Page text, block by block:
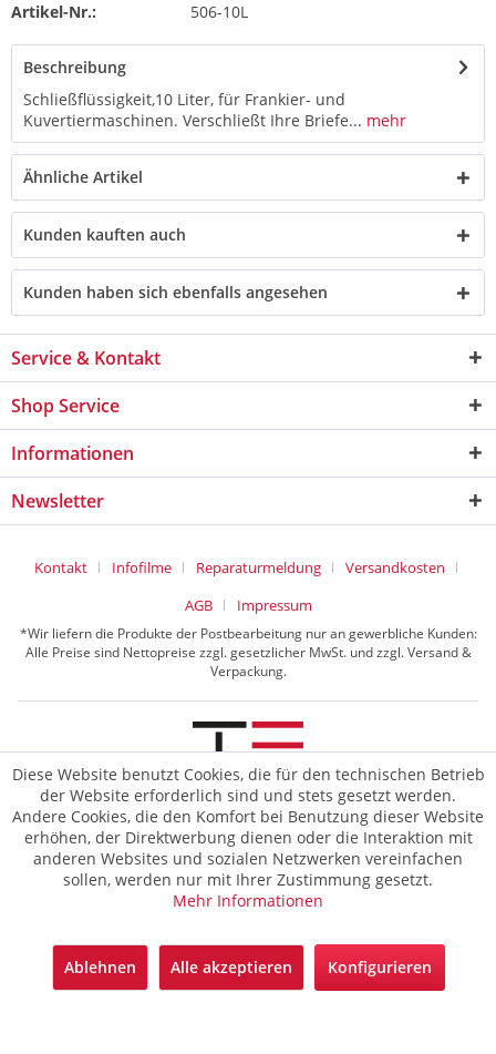
Artikel-Nr.: 506-10L
Beschreibung
Schließflüssigkeit,10 Liter, für Frankier- und
Kuvertiermaschinen. Verschließt Ihre Briefe... mehr
Ähnliche Artikel
Kunden kauften auch
Kunden haben sich ebenfalls angesehen
Service & Kontakt
Shop Service
Informationen
Newsletter
Kontakt Infofilme Reparaturmeldung
Versandkosten
AGB
Impressum
*Wir liefern die Produkte der Postbearbeitung nur an gewerbliche Kunden:
Alle Preise sind Nettopreise zzgl. gesetzlicher MwSt. und zzgl. Versand &
Verpackung.
© 2026 TE Postline GmbH
Diese Website benutzt Cookies, die für den technischen Betrieb
der Website erforderlich sind und stets gesetzt werden.
Andere Cookies, die den Komfort bei Benutzung dieser Website
erhöhen, der Direktwerbung dienen oder die Interaktion mit
anderen Websites und sozialen Netzwerken vereinfachen
sollen, werden nur mit Ihrer Zustimmung gesetzt.
Mehr Informationen
Ablehnen Alle akzeptieren Konfigurieren